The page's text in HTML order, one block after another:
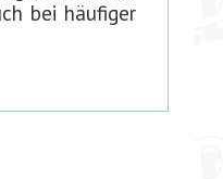
bei häufiger